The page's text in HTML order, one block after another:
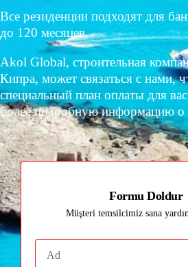
Все резиденции подходят для
до 120 месяцев.
Akol Global, строительная
Кипра, может связаться с нами,
специальный план оплаты для
более подробную информацию о
Formu Doldur
Müşteri temsilcimiz sana